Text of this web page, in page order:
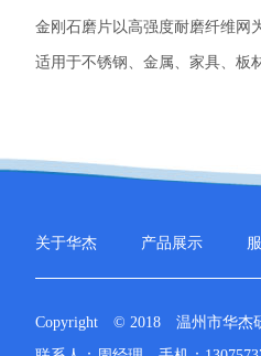
金刚石磨片以高强度耐磨纤维网
适用于不锈钢、金属、家具、板
关于华杰 产品展示
Copyright © 2018 温州市华